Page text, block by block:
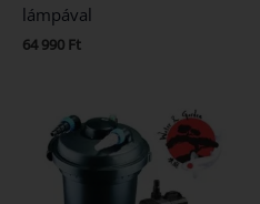
lámpával
64 990 Ft